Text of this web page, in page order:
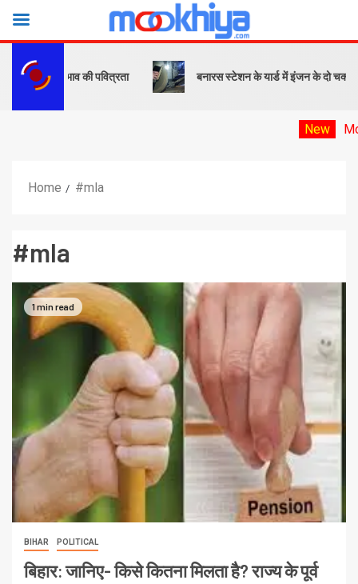
सामाजिक भाव की पवित्रता बनारस स्टेशन के यार्ड में इंजन के दो चक्के
Home #mla
#mla
1 min read
BIHAR POLITICAL
बिहार: जानिए- किसे कितना मिलता है? राज्य के पूर्व